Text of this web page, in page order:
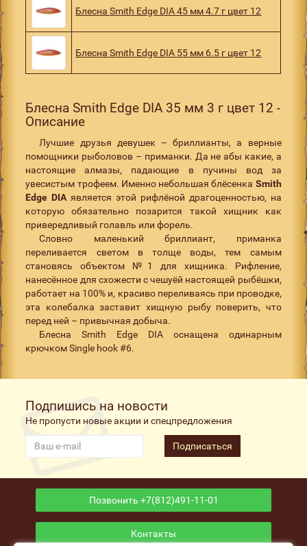
Блесна Smith Edge DIA 45 мм 4.7 г цвет 12
Блесна Smith Edge DIA 55 мм 6.5 г цвет 12
Блесна Smith Edge DIA 35 мм 3 г цвет 12 -
Описание
Лучшие друзья девушек – бриллианты, а верные
помощники рыболовов – приманки. Да не абы какие, а
настоящие алмазы, падающие в пучины вод за
увесистым трофеем. Именно небольшая блёсенка Smith
Edge DIA является этой рифлёной драгоценностью, на
которую обязательно позарится такой хищник как
привередливый голавль или форель.
Словно маленький бриллиант, приманка
переливается светом в толще воды, тем самым
становясь объектом №1 для хищника. Рифление,
нанесённое для схожести с чешуёй настоящей рыбёшки,
работает на 100% и, красиво переливаясь при проводке,
эта колебалка заставит хищную рыбу поверить, что
перед ней – привычная добыча.
Блесна Smith Edge DIA оснащена одинарным
крючком Single hook #6.
Подпишись на новости
Не пропусти новые акции и спецпредложения
Подписаться
Позвонить +7(812)491-11-01
Контакты